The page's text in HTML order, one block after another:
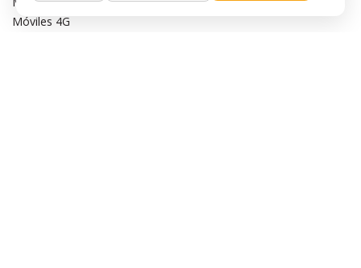
Móviles 4G